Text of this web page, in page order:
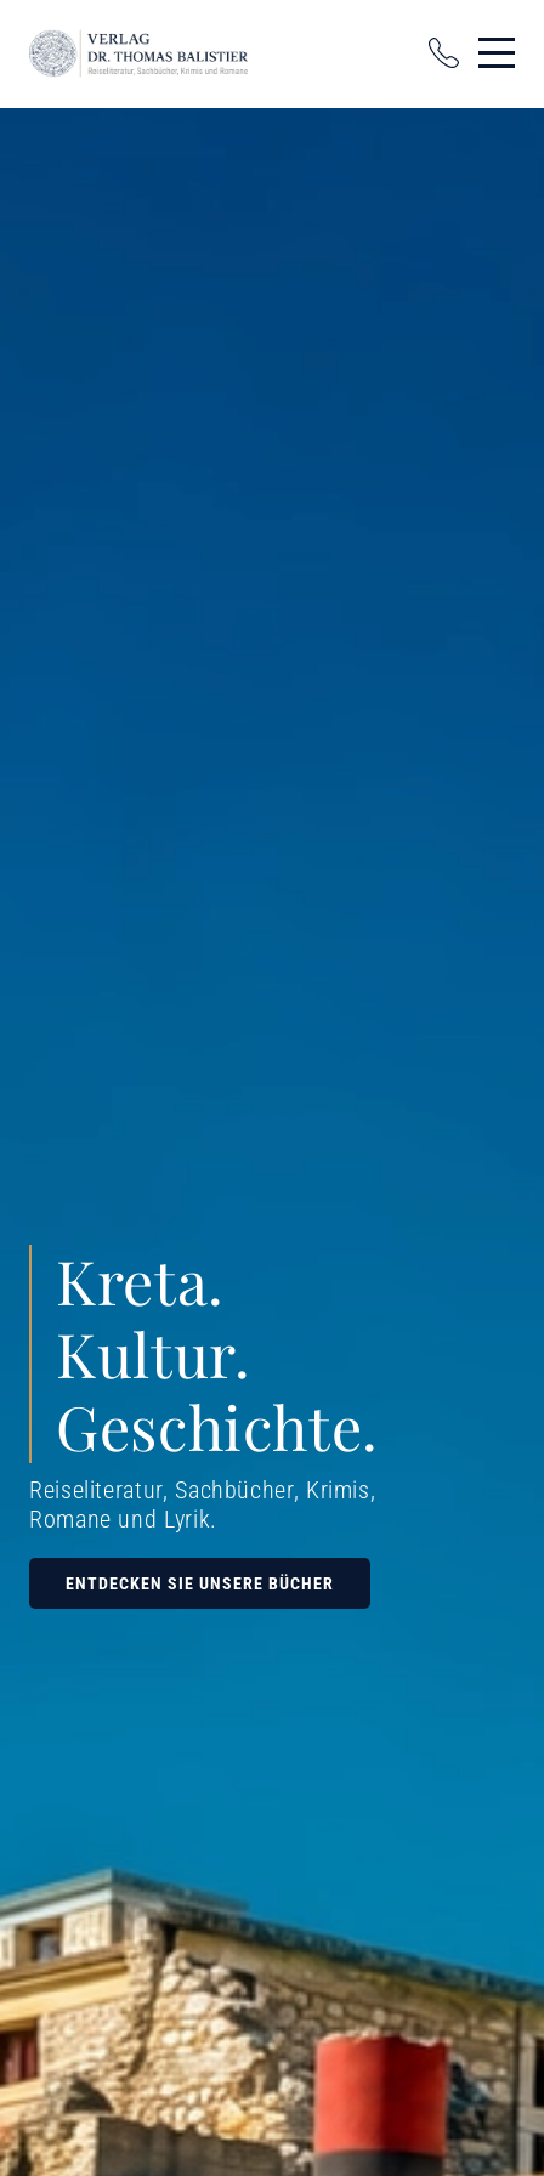
Kreta.
Kultur.
Geschichte.
Reiseliteratur, Sachbücher, Krimis,
Romane und Lyrik.
ENTDECKEN SIE UNSERE BÜCHER